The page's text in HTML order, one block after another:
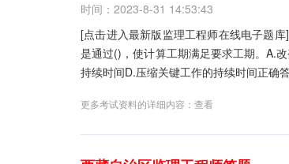
时间：2023-8-31 14:53:43
[点击进入最新版监理工程师在线电子题
是通过()，使计算工期满足要求工期。A.
持续时间D.压缩关键工作的持续时间正确
更多考试资料的详细内容： 查看